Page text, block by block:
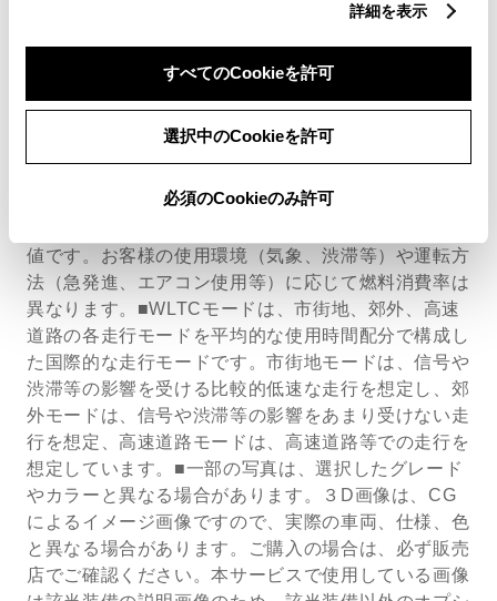
詳細を表示
すべてのCookieを許可
選択中のCookieを許可
必須のCookieのみ許可
税込み）で参考価格です。■保険料、税金（除く消費
税）、登録料などの諸費用は別途申し受けます。■価
格にはスペアタイヤ※タイヤ交換用具を含みます。※
サイクル料金が必要になります。■付属品価格・オプ
ン価格、仕様、装備等は予告なく変更することがあり
値です。お客様の使用環境（気象、渋滞等）や運転方
法（急発進、エアコン使用等）に応じて燃料消費率は
異なります。■WLTCモードは、市街地、郊外、高速
道路の各走行モードを平均的な使用時間配分で構成し
た国際的な走行モードです。市街地モードは、信号や
渋滞等の影響を受ける比較的低速な走行を想定し、郊
外モードは、信号や渋滞等の影響をあまり受けない走
行を想定、高速道路モードは、高速道路等での走行を
想定しています。■一部の写真は、選択したグレード
やカラーと異なる場合があります。３D画像は、CG
によるイメージ画像ですので、実際の車両、仕様、色
と異なる場合があります。ご購入の場合は、必ず販売
店でご確認ください。本サービスで使用している画像